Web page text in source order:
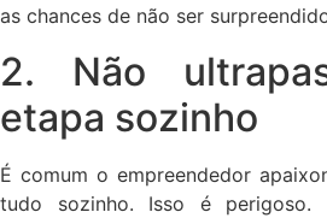
as chances de não ser
2. Não
etapa sozinho
É comum o empreendedor
tudo sozinho. Isso é